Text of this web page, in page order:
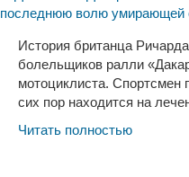
История британца
болельщиков ралли
мотоциклиста. Спортсмен
сих пор находится на
Читать полностью